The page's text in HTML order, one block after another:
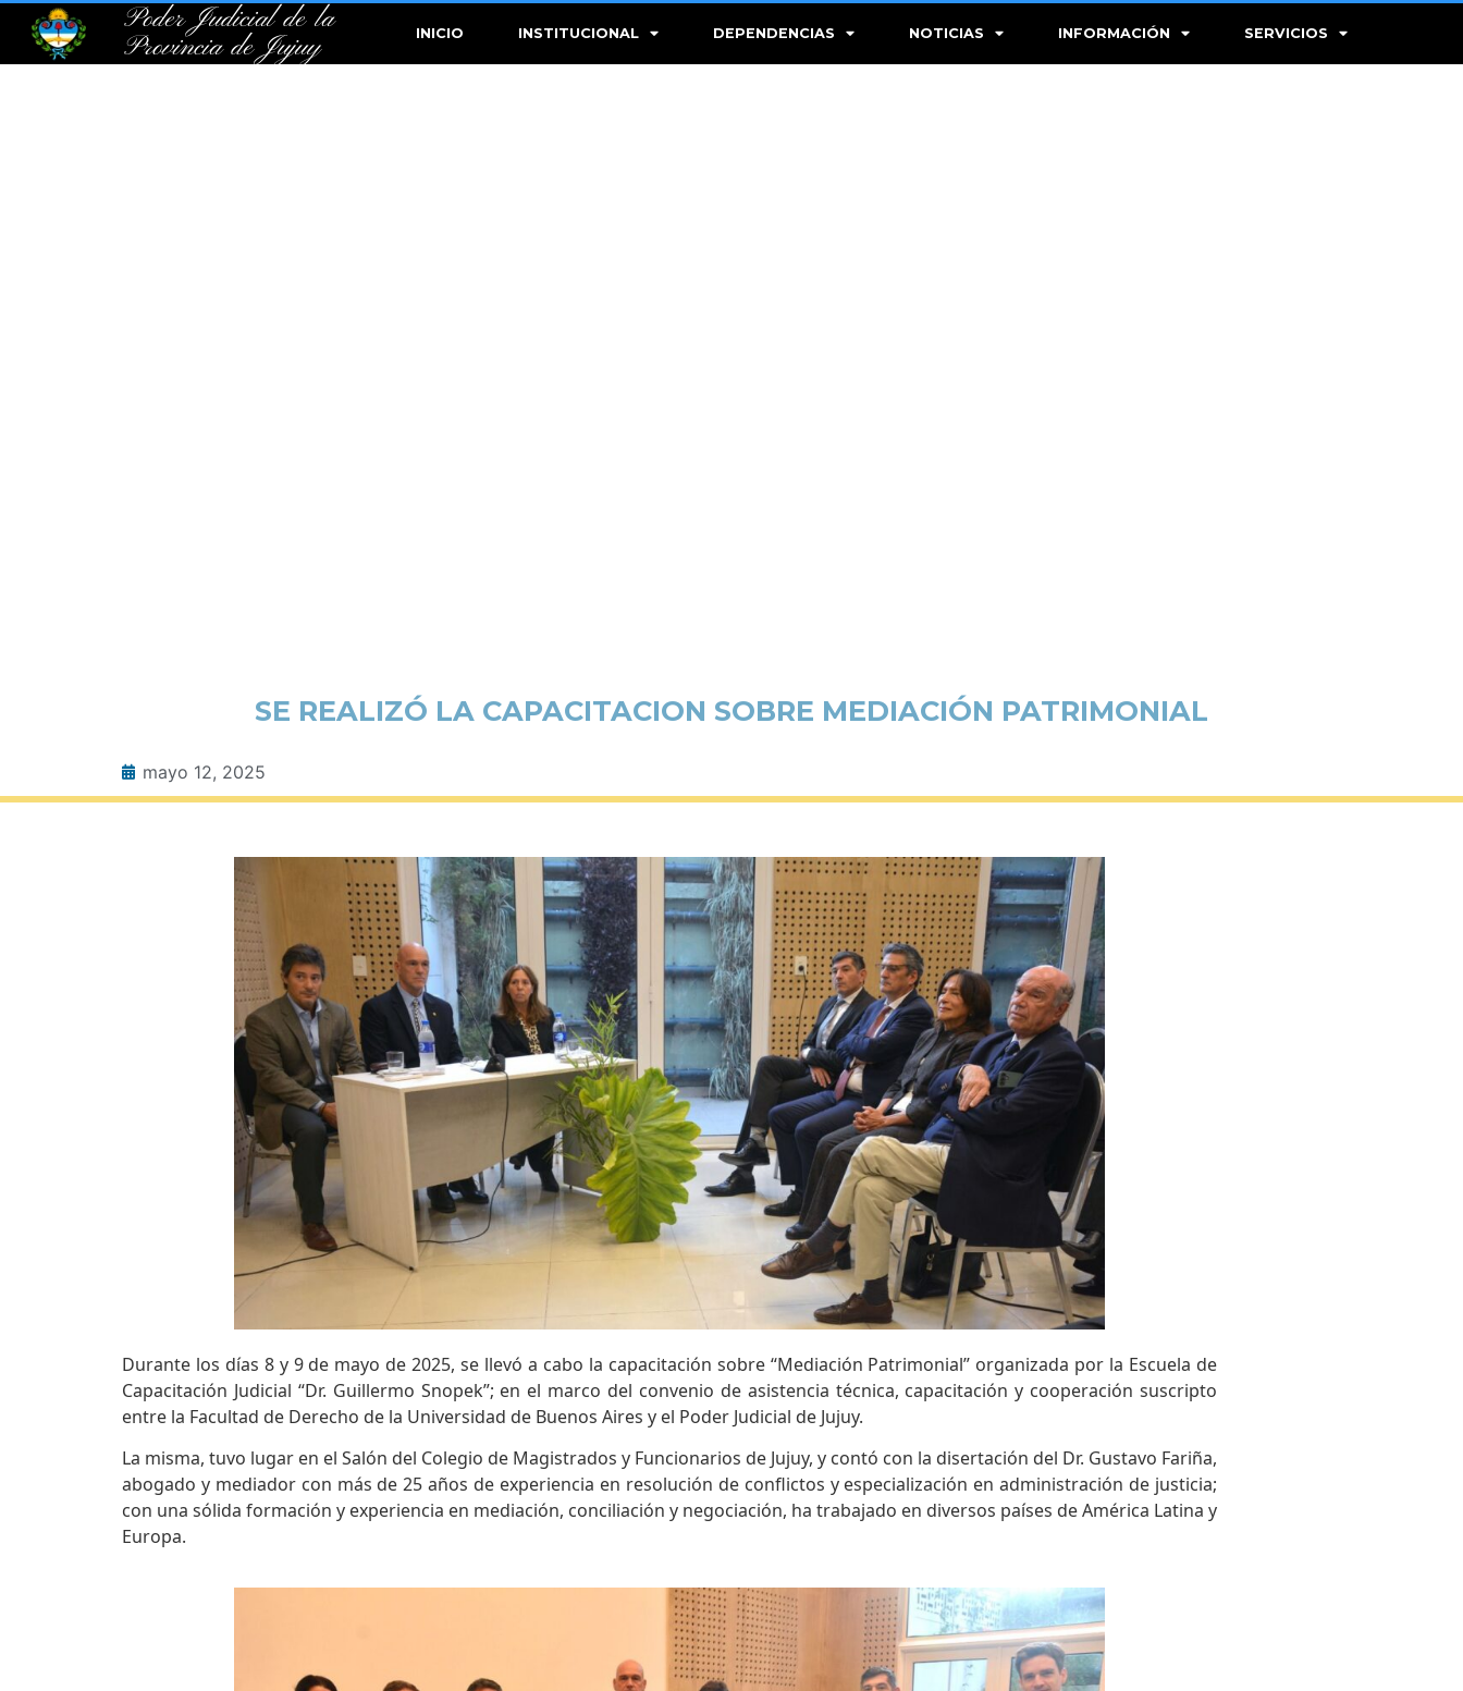
Poder Judicial de la
Provincia de Jujuy
INICIO INSTITUCIONAL DEPENDENCIAS NOTICIAS INFORMACIÓN SERVICIOS
SE REALIZÓ LA CAPACITACION SOBRE MEDIACIÓN PATRIMONIAL
mayo 12, 2025
Durante los días 8 y 9 de mayo de 2025, se llevó a cabo la capacitación sobre “Mediación Patrimonial” organizada por la Escuela de
Capacitación Judicial “Dr. Guillermo Snopek”; en el marco del convenio de asistencia técnica, capacitación y cooperación suscripto
entre la Facultad de Derecho de la Universidad de Buenos Aires y el Poder Judicial de Jujuy.
La misma, tuvo lugar en el Salón del Colegio de Magistrados y Funcionarios de Jujuy, y contó con la disertación del Dr. Gustavo Fariña,
abogado y mediador con más de 25 años de experiencia en resolución de conflictos y especialización en administración de justicia;
con una sólida formación y experiencia en mediación, conciliación y negociación, ha trabajado en diversos países de América Latina y
Europa.